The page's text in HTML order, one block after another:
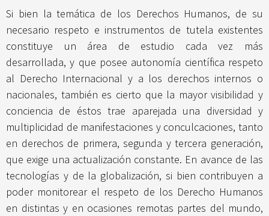
Si bien la temática de los Derechos Humanos, de su
necesario respeto e instrumentos de tutela existentes
constituye un área de estudio cada vez más
desarrollada, y que posee autonomía científica respeto
al Derecho Internacional y a los derechos internos o
nacionales, también es cierto que la mayor visibilidad y
conciencia de éstos trae aparejada una diversidad y
multiplicidad de manifestaciones y conculcaciones, tanto
en derechos de primera, segunda y tercera generación,
que exige una actualización constante. En avance de las
tecnologías y de la globalización, si bien contribuyen a
poder monitorear el respeto de los Derecho Humanos
en distintas y en ocasiones remotas partes del mundo,